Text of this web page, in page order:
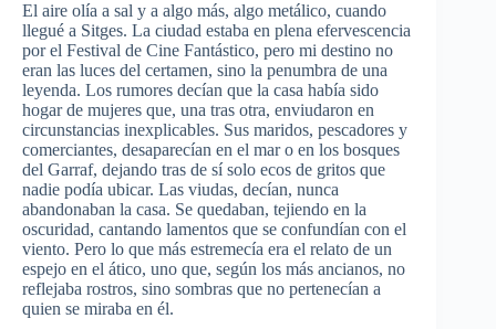
El aire olía a sal y a algo más, algo metálico, cuando
llegué a Sitges. La ciudad estaba en plena efervescencia
por el Festival de Cine Fantástico, pero mi destino no
eran las luces del certamen, sino la penumbra de una
leyenda. Los rumores decían que la casa había sido
hogar de mujeres que, una tras otra, enviudaron en
circunstancias inexplicables. Sus maridos, pescadores y
comerciantes, desaparecían en el mar o en los bosques
del Garraf, dejando tras de sí solo ecos de gritos que
nadie podía ubicar. Las viudas, decían, nunca
abandonaban la casa. Se quedaban, tejiendo en la
oscuridad, cantando lamentos que se confundían con el
viento. Pero lo que más estremecía era el relato de un
espejo en el ático, uno que, según los más ancianos, no
reflejaba rostros, sino sombras que no pertenecían a
quien se miraba en él.